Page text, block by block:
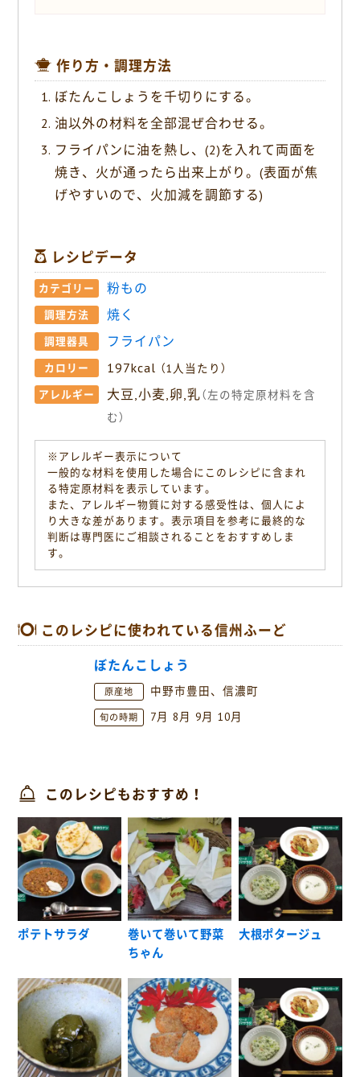
作り方・調理方法
ぼたんこしょうを千切りにする。
油以外の材料を全部混ぜ合わせる。
フライパンに油を熱し、(2)を入れて両面を
焼き、火が通ったら出来上がり。(表面が焦
げやすいので、火加減を調節する)
レシピデータ
カテゴリー 粉もの
調理方法 焼く
調理器具 フライパン
カロリー 197kcal （1人当たり）
アレルギー 大豆,小麦,卵,乳（左の特定原材料を含
む）
※アレルギー表示について
一般的な材料を使用した場合にこのレシピに含まれ
る特定原材料を表示しています。
また、アレルギー物質に対する感受性は、個人によ
り大きな差があります。表示項目を参考に最終的な
判断は専門医にご相談されることをおすすめしま
す。
このレシピに使われている信州ふーど
ぼたんこしょう
原産地 中野市豊田、信濃町
旬の時期 7月 8月 9月 10月
このレシピもおすすめ！
ポテトサラダ
巻いて巻いて野菜
ちゃん
大根ポタージュ